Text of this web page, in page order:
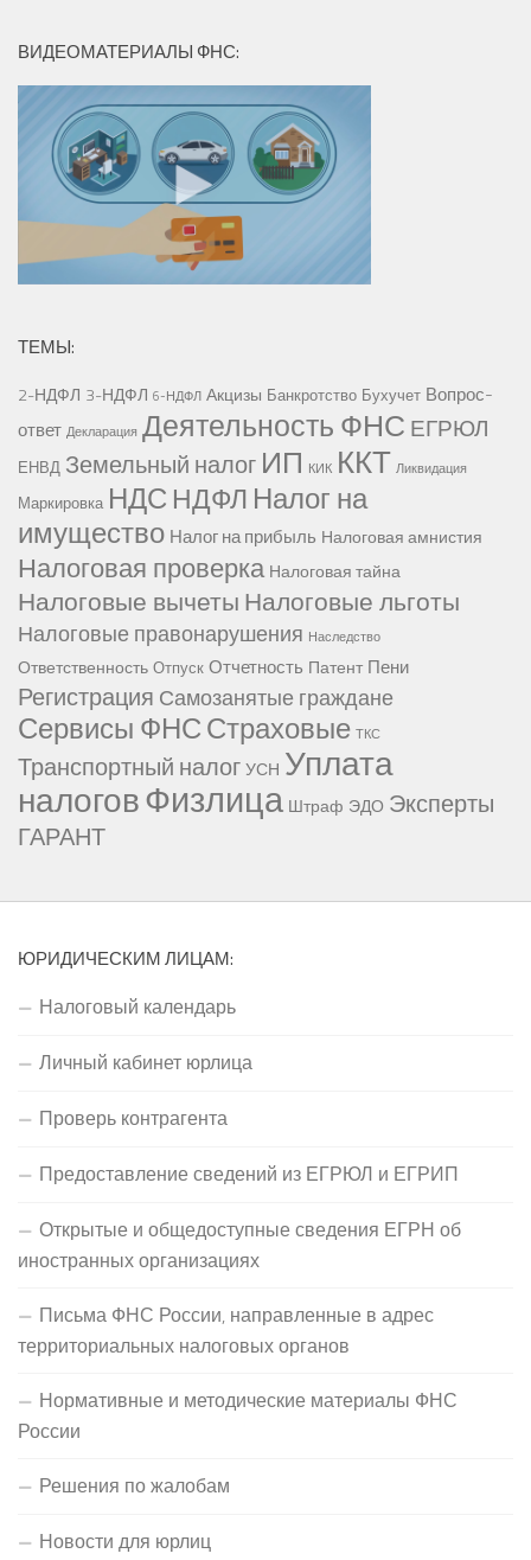
ВИДЕОМАТЕРИАЛЫ ФНС:
ТЕМЫ:
2-НДФЛ 3-НДФЛ 6-НДФЛ Акцизы Банкротство Бухучет Вопрос-
ответ Декларация Деятельность ФНС ЕГРЮЛ
ЕНВД Земельный налог ИП КИК ККТ Ликвидация
Маркировка НДС НДФЛ Налог на
имущество Налог на прибыль Налоговая амнистия
Налоговая проверка Налоговая тайна
Налоговые вычетыНалоговые льготы
Налоговые правонарушения Наследство
Ответственность Отпуск Отчетность Патент Пени
Регистрация Самозанятые граждане
Сервисы ФНССтраховые ТКС
Транспортный налогУСН Уплата
налоговФизлица Штраф ЭДО Эксперты
ГАРАНТ
ЮРИДИЧЕСКИМ ЛИЦАМ:
Налоговый календарь
Личный кабинет юрлица
Проверь контрагента
Предоставление сведений из ЕГРЮЛ и ЕГРИП
Открытые и общедоступные сведения ЕГРН об
иностранных организациях
Письма ФНС России, направленные в адрес
территориальных налоговых органов
Нормативные и методические материалы ФНС
России
Решения по жалобам
Новости для юрлиц